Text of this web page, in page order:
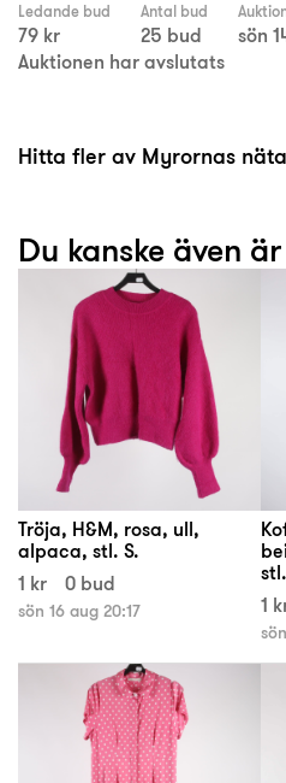
Ledande bud
79 kr
Antal bud
25 bud
sön
Auktionen har avslutats
Hitta fler av Myrornas
Du kanske även
Tröja, H&M, rosa, ull,
alpaca, stl. S.
1 kr
0 bud
sön 16 aug 20:17
1